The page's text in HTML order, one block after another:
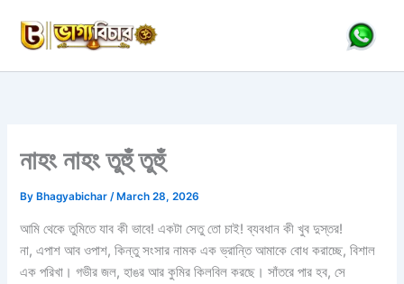
content
নাহং নাহং তুহুঁ তুহুঁ
By Bhagyabichar/ March 28, 2026
আমি থেকে তুমিতে যাব কী ভাবে! একটা সেতু তো চাই! ব্যবধান কী খুব দুস্তর!
না, এপাশ আব ওপাশ, কিন্তু সংসার নামক এক ভ্রান্তি আমাকে বোধ করাচ্ছে, বিশাল
এক পরিখা। গভীর জল, হাঙর আর কুমির কিলবিল করছে। সাঁতরে পার হব, সে